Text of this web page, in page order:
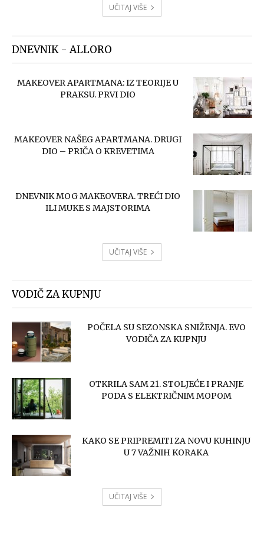
UČITAJ VIŠE
DNEVNIK - ALLORO
MAKEOVER APARTMANA: IZ TEORIJE U
PRAKSU. PRVI DIO
MAKEOVER NAŠEG APARTMANA. DRUGI
DIO – PRIČA O KREVETIMA
DNEVNIK MOG MAKEOVERA. TREĆI DIO
ILI MUKE S MAJSTORIMA
UČITAJ VIŠE
VODIČ ZA KUPNJU
POČELA SU SEZONSKA SNIŽENJA. EVO
VODIČA ZA KUPNJU
OTKRILA SAM 21. STOLJEĆE I PRANJE
PODA S ELEKTRIČNIM MOPOM
KAKO SE PRIPREMITI ZA NOVU KUHINJU
U 7 VAŽNIH KORAKA
UČITAJ VIŠE